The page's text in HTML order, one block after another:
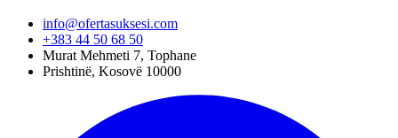
info@ofertasuksesi.com
+383 44 50 68 50
Murat Mehmeti 7, Tophane
Prishtinë, Kosovë 10000